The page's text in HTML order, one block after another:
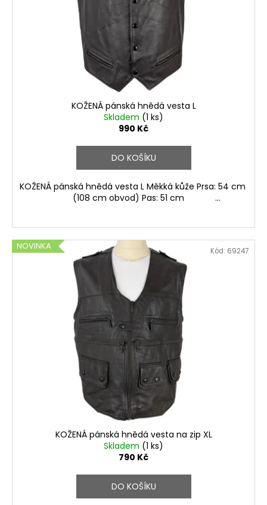
KOŽENÁ pánská hnědá vesta L
Skladem (1 ks)
990 Kč
DO KOŠÍKU
KOŽENÁ pánská hnědá vesta L Měkká kůže Prsa: 54 cm
(108 cm obvod) Pas: 51 cm ...
NOVINKA
KOŽENÁ pánská hnědá vesta na zip XL
Skladem (1 ks)
790 Kč
DO KOŠÍKU
Kód: 69247